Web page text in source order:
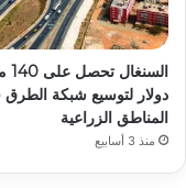
دولار لتوسيع شبكة
المناطق الزراعية
منذ 3 أسابيع